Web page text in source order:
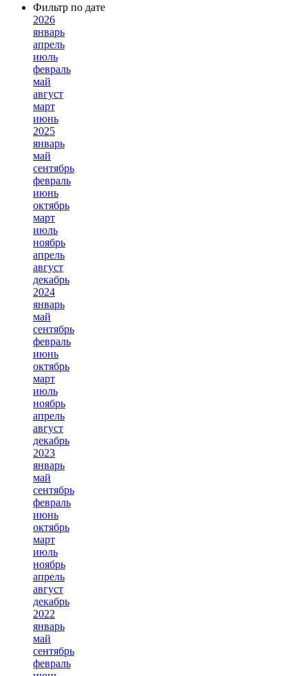
Фильтр по дате
2026
январь
апрель
июль
февраль
май
август
март
июнь
2025
январь
май
сентябрь
февраль
июнь
октябрь
март
июль
ноябрь
апрель
август
декабрь
2024
январь
май
сентябрь
февраль
июнь
октябрь
март
июль
ноябрь
апрель
август
декабрь
2023
январь
май
сентябрь
февраль
июнь
октябрь
март
июль
ноябрь
апрель
август
декабрь
2022
январь
май
сентябрь
февраль